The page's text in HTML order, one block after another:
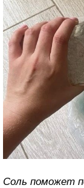
Соль поможет